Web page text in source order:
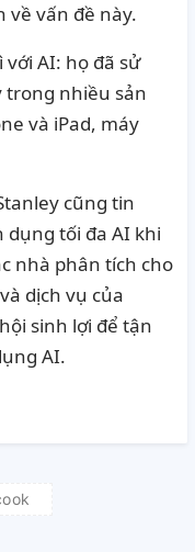
về vấn đề này.
AI: họ đã sử
trong nhiều sản
và iPad, máy
cũng tin
dụng tối đa AI khi
nhà phân tích cho
dịch vụ của
sinh lợi để tận
AI.